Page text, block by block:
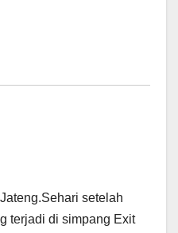
setelah
terjadi di simpang Exit